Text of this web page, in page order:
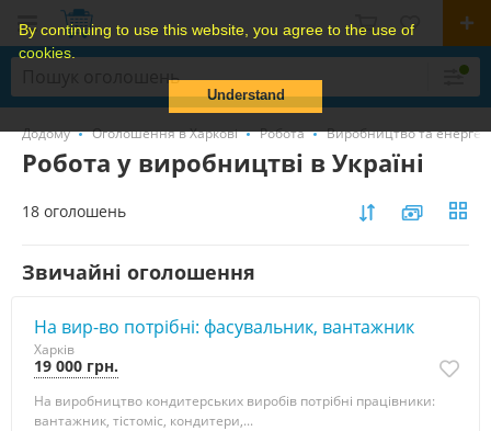
By continuing to use this website, you agree to the use of
cookies.
Understand
Додому Оголошення в Харкові Робота Виробництво та
Робота у виробництві в Україні
18 оголошень
Звичайні оголошення
На вир-во потрібні: фасувальник, вантажник
Харків
19 000 грн.
На виробництво кондитерських виробів потрібні працівники:
вантажник, тістоміс, кондитери,...